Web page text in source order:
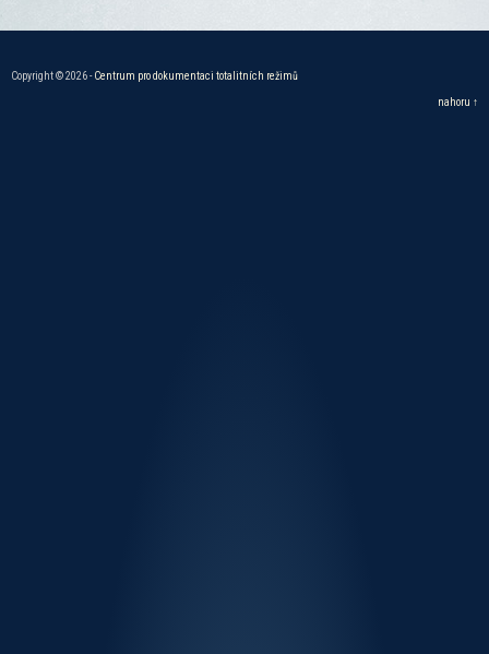
Copyright © 2026 -Centrum pro dokumentaci totalitních režimů
nahoru ↑